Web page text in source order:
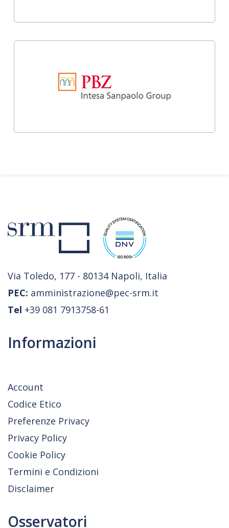
Via Toledo, 177 - 80134 Napoli, Italia
PEC: amministrazione@pec-srm.it
Tel +39 081 7913758-61
Informazioni
Account
Codice Etico
Preferenze Privacy
Privacy Policy
Cookie Policy
Termini e Condizioni
Disclaimer
Osservatori